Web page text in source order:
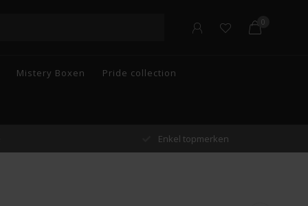
0
Mistery Boxen Pride collection
Gratis verzending vanaf €55 in België